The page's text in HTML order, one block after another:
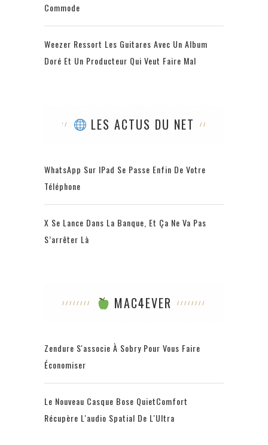
Commode
Weezer Ressort Les Guitares Avec Un Album
Doré Et Un Producteur Qui Veut Faire Mal
LES ACTUS DU NET
WhatsApp Sur IPad Se Passe Enfin De Votre
Téléphone
X Se Lance Dans La Banque, Et Ça Ne Va Pas
S’arrêter Là
MAC4EVER
Zendure S'associe À Sobry Pour Vous Faire
Économiser
Le Nouveau Casque Bose QuietComfort
Récupère L'audio Spatial De L'Ultra